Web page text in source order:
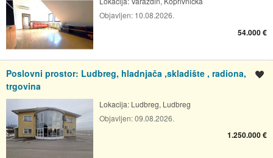
Objavljen: 10.08.2026.
54.000 €
Poslovni prostor: Ludbreg, hladnjača ,skladište , radiona,
trgovina
Lokacija: Ludbreg, Ludbreg
Objavljen:09.08.2026.
1.250.000 €